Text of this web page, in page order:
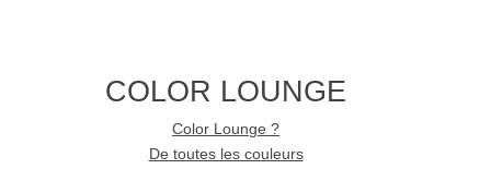
COLOR LOUNGE
Color Lounge ?
De toutes les couleurs